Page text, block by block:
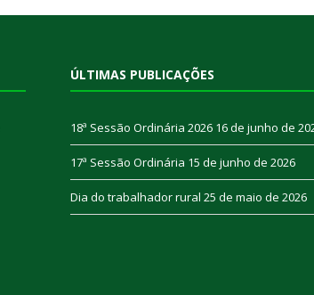
ÚLTIMAS PUBLICAÇÕES
18ª Sessão Ordinária 2026 16 de junho de
17ª Sessão Ordinária 15 de junho de 2026
Dia do trabalhador rural 25 de maio de 2026